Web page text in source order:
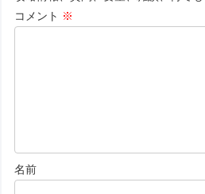
コメント ※
名前